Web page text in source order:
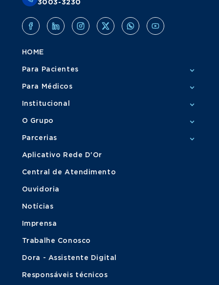
3003-3230
HOME
Para Pacientes
Para Médicos
Institucional
O Grupo
Parcerias
Aplicativo Rede D'Or
Central de Atendimento
Ouvidoria
Notícias
Imprensa
Trabalhe Conosco
Dora - Assistente Digital
Responsáveis técnicos